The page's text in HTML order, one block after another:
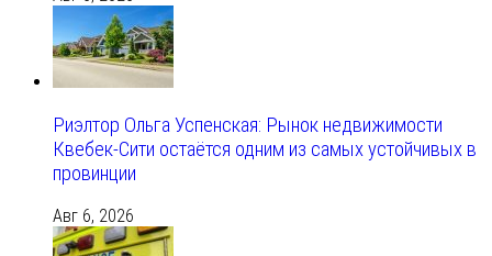
Риэлтор Ольга Успенская: Рынок недвижимости
Квебек-Сити остаётся одним из самых устойчивых в
провинции
Авг 6, 2026